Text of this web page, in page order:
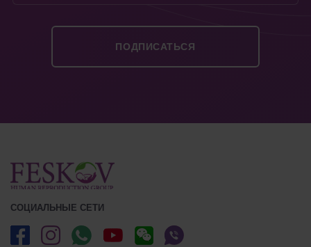
СОЦИАЛЬНЫЕ СЕТИ